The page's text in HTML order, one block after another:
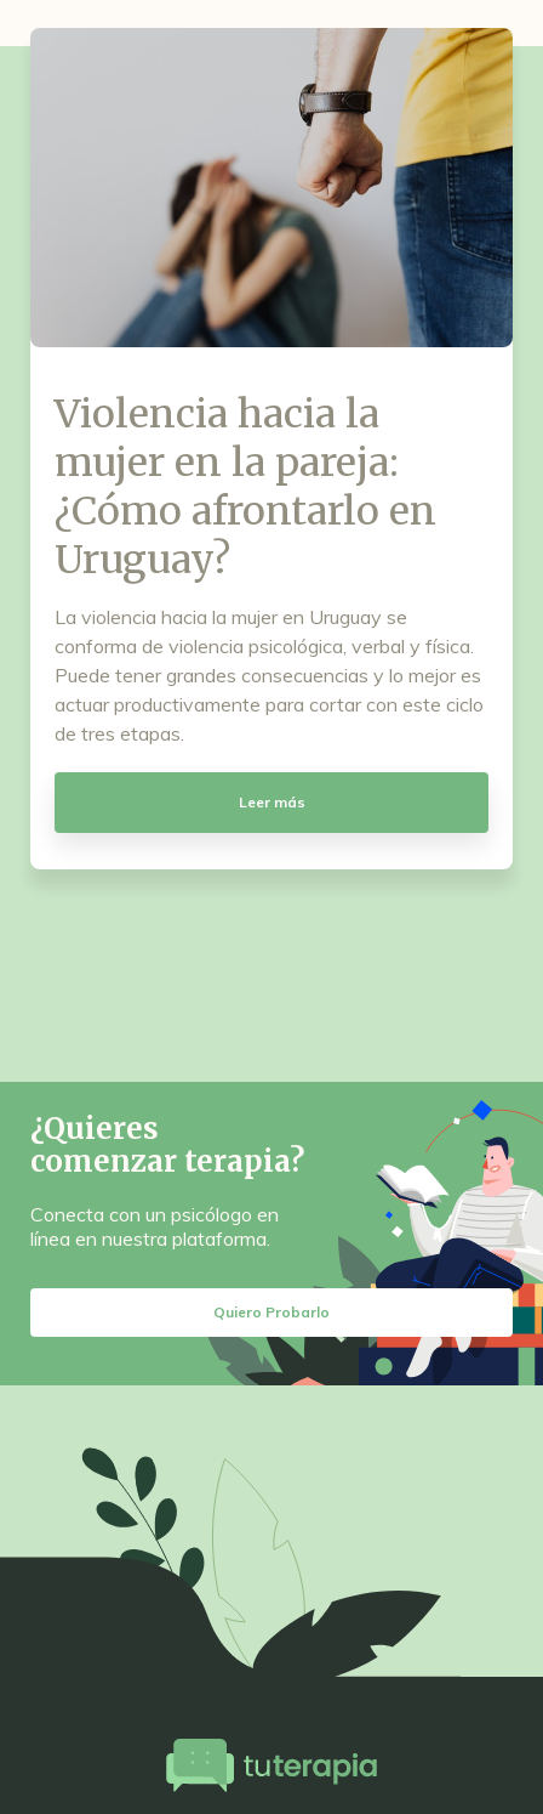
Violencia hacia la
mujer en la pareja:
¿Cómo afrontarlo en
Uruguay?
La violencia hacia la mujer en Uruguay se
conforma de violencia psicológica, verbal y física.
Puede tener grandes consecuencias y lo mejor es
actuar productivamente para cortar con este ciclo
de tres etapas.
Leer más
¿Quieres
comenzar terapia?
Conecta con un psicólogo en
línea en nuestra plataforma.
Quiero Probarlo